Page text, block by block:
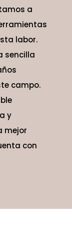
a
labor.
sencilla
campo.
y
mejor
con